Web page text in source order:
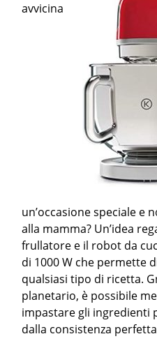
avvicina
un’occasione speciale e
alla mamma? Un’idea
frullatore e il robot da
di 1000 W che permette
qualsiasi tipo di ricetta.
planetario, è possibile
impastare gli ingredienti
dalla consistenza